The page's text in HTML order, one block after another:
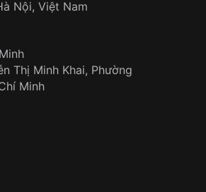
kiểm tra và thanh toán trực tiếp
lợi khách hàng
khách hàng trong suốt quá
Nội, Việt Nam
Thị Minh Khai, Phường
Minh